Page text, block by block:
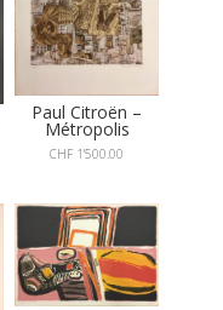
Paul Citroën –
Métropolis
CHF 1'500.00